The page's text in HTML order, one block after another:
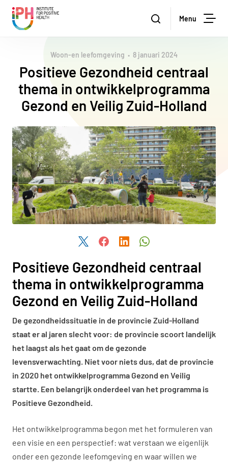
Institute for Positive Health Zoeken
Menu
Woon-en leefomgeving 8 januari 2024
Positieve Gezondheid centraal
thema in ontwikkelprogramma
Gezond en Veilig Zuid-Holland
Deel dit artikel via Twitter
Deel dit artikel via Facebook
Deel dit artikel via LinkedIn
Positieve Gezondheid centraal
thema in ontwikkelprogramma
Gezond en Veilig Zuid-Holland
De gezondheidssituatie in de provincie Zuid-Holland
staat er al jaren slecht voor: de provincie scoort landelijk
het laagst als het gaat om de gezonde
levensverwachting. Niet voor niets dus, dat de provincie
in 2020 het ontwikkelprogramma Gezond en Veilig
startte. Een belangrijk onderdeel van het programma is
Positieve Gezondheid.
Het ontwikkelprogramma begon met het formuleren van
een visie en een perspectief: wat verstaan we eigenlijk
onder een gezonde leefomgeving en waar willen we